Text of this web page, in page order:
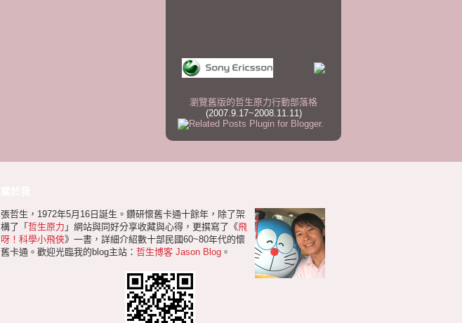
瀏覽舊版的哲生原力行動部落格
(2007.9.17~2008.11.11)
張哲生，1972年5月16日誕生。鑽研懷舊卡通十餘年，除了架
構了「 哲生原力 」網站與同好分享收藏與心得，更撰寫了《飛
呀！科學小飛俠》一書，詳細介紹數十部民國60~80年代的懷
舊卡通。歡迎光臨我的blog主站： 哲生博客 Jason Blog 。